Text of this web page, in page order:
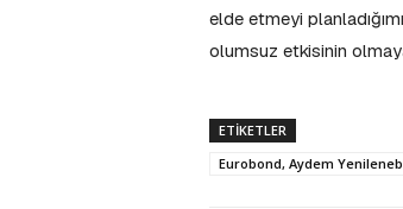
elde etmeyi
olumsuz etkisinin
ETIKETLER
Eurobond, Aydem